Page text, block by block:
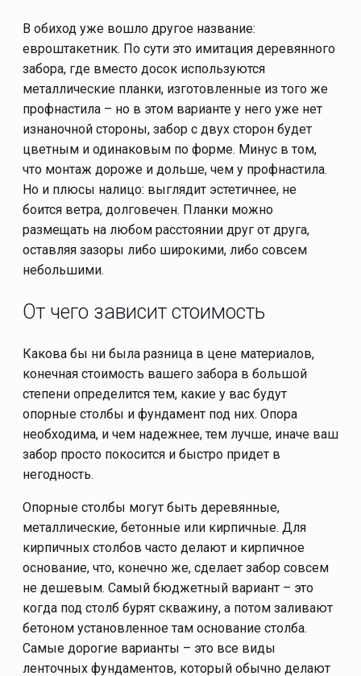
В обиход уже вошло другое название:
евроштакетник. По сути это имитация деревянного
забора, где вместо досок используются
металлические планки, изготовленные из того же
профнастила – но в этом варианте у него уже нет
изнаночной стороны, забор с двух сторон будет
цветным и одинаковым по форме. Минус в том,
что монтаж дороже и дольше, чем у профнастила.
Но и плюсы налицо: выглядит эстетичнее, не
боится ветра, долговечен. Планки можно
размещать на любом расстоянии друг от друга,
оставляя зазоры либо широкими, либо совсем
небольшими.
От чего зависит стоимость
Какова бы ни была разница в цене материалов,
конечная стоимость вашего забора в большой
степени определится тем, какие у вас будут
опорные столбы и фундамент под них. Опора
необходима, и чем надежнее, тем лучше, иначе ваш
забор просто покосится и быстро придет в
негодность.
Опорные столбы могут быть деревянные,
металлические, бетонные или кирпичные. Для
кирпичных столбов часто делают и кирпичное
основание, что, конечно же, сделает забор совсем
не дешевым. Самый бюджетный вариант – это
когда под столб бурят скважину, а потом заливают
бетоном установленное там основание столба.
Самые дорогие варианты – это все виды
ленточных фундаментов, который обычно делают